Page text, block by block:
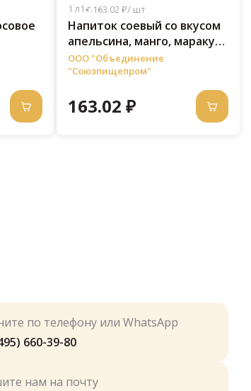
1 л1 г.163.02 ₽/ шт
Напиток cоевый со вкусом
апельсина, манго, маракуи
1 л
ООО "Объединение
"Союзпищепром"
163.02 ₽
по телефону или WhatsApp
660-39-80
нам на почту